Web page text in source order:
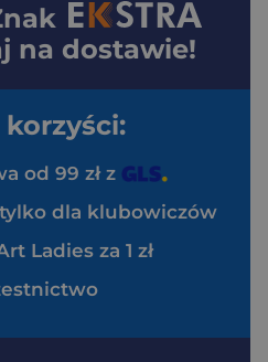
na dostawie!
od 99 zł z
dla klubowiczów
Ladies za 1 zł